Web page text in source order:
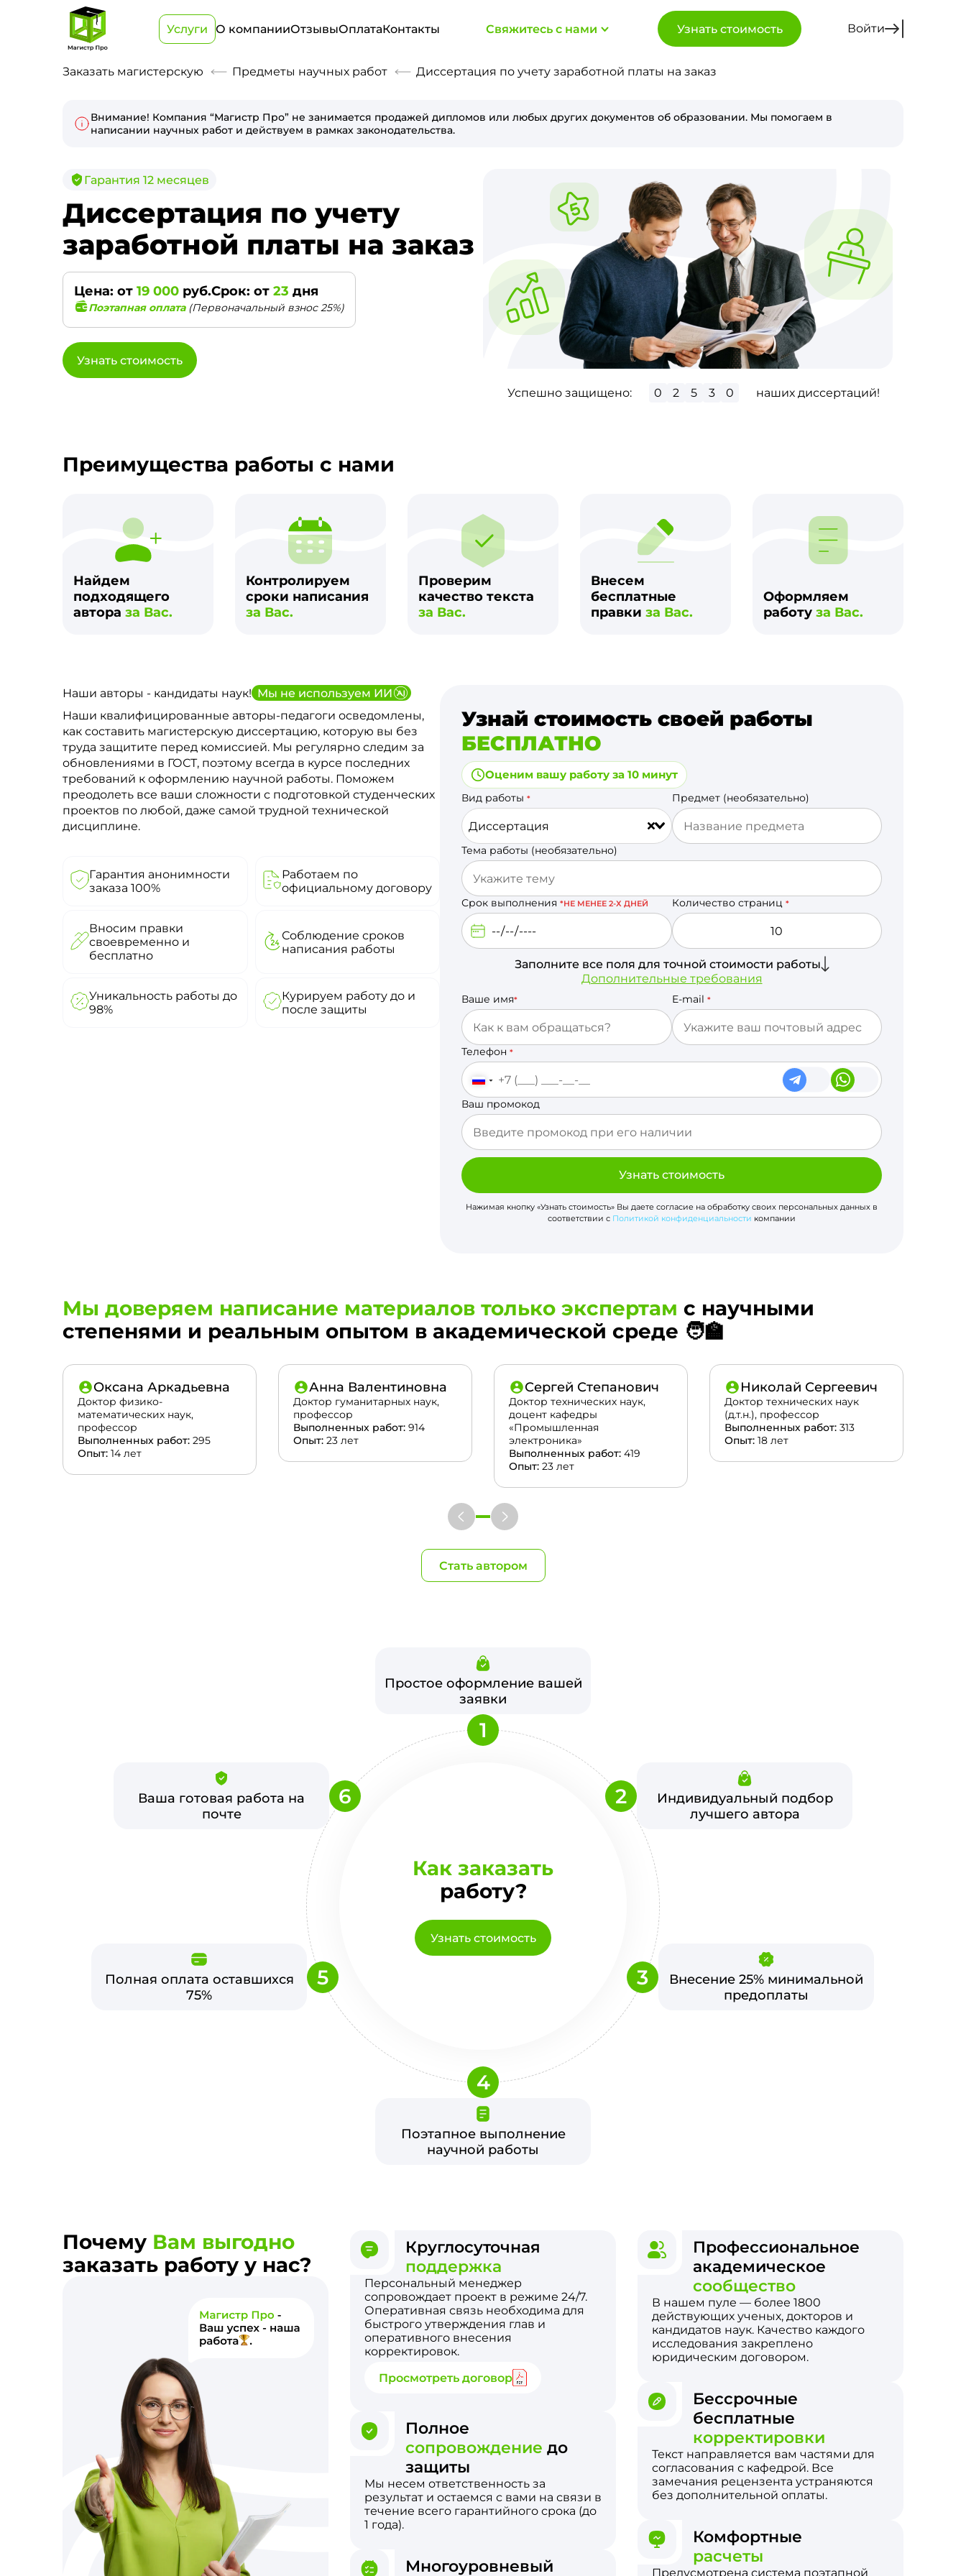
Услуги О компанииОтзывыОплатаКонтакты Свяжитесь с нами Узнать стоимость Войти
Заказать магистерскую Предметы научных работ Диссертация по учету заработной платы на заказ
Внимание! Компания “Магистр Про” не занимается продажей дипломов или любых других документов об образовании. Мы помогаем в
написании научных работ и действуем в рамках законодательства.
Гарантия 12 месяцев
Диссертация по учету
заработной платы на заказ
Цена: от 19 000 руб.Срок: от 23 дня
Поэтапная оплата(Первоначальный взнос 25%)
Узнать стоимость
Успешно защищено: 2
6
9
2
0 наших диссертаций!
Преимущества работы с нами
Найдем
подходящего
автора за Вас.
Контролируем
сроки написания
за Вас.
Проверим
качество текста
за Вас.
Внесем
бесплатные
правки за Вас.
Оформляем
работу за Вас.
Наши авторы - кандидаты наук! Мы не используем ИИ
Наши квалифицированные авторы-педагоги осведомлены,
как составить магистерскую диссертацию, которую вы без
труда защитите перед комиссией. Мы регулярно следим за
обновлениями в ГОСТ, поэтому всегда в курсе последних
требований к оформлению научной работы. Поможем
преодолеть все ваши сложности с подготовкой студенческих
проектов по любой, даже самой трудной технической
дисциплине.
Гарантия анонимности
заказа 100%
Работаем по
официальному договору
Вносим правки
своевременно и
бесплатно
Соблюдение сроков
написания работы
Уникальность работы до
98%
Курируем работу до и
после защиты
Узнай стоимость своей работы
БЕСПЛАТНО
Оценим вашу работу за 10 минут
Вид работы *
Диссертация
Предмет (необязательно)
Тема работы (необязательно)
Срок выполнения *НЕ МЕНЕЕ 2-Х ДНЕЙ Количество страниц *
Заполните все поля для точной стоимости работы
Дополнительные требования
Ваше имя* E-mail *
Телефон *
Ваш промокод
Узнать стоимость
Нажимая кнопку «Узнать стоимость» Вы даете согласие на обработку своих персональных данных в
соответствии с Политикой конфиденциальности компании
Мы доверяем написание материалов только экспертам с научными
степенями и реальным опытом в академической среде 🧑‍🏫
Оксана Аркадьевна
Доктор физико-
математических наук,
профессор
Выполненных работ: 295
Опыт: 14 лет
Анна Валентиновна
Доктор гуманитарных наук,
профессор
Выполненных работ: 914
Опыт: 23 лет
Сергей Степанович
Доктор технических наук,
доцент кафедры
«Промышленная
электроника»
Выполненных работ: 419
Опыт: 23 лет
Николай Сергеевич
Доктор технических наук
(д.т.н.), профессор
Выполненных работ: 313
Опыт: 18 лет
Стать автором
Как заказать
работу?
Узнать стоимость
Простое оформление вашей
заявки
1
Индивидуальный подбор
лучшего автора
2
Внесение 25% минимальной
предоплаты
3
Поэтапное выполнение
научной работы
4
Полная оплата оставшихся
75%
5
Ваша готовая работа на
почте
6
Почему Вам выгодно
заказать работу у нас?
Круглосуточная
поддержка
Персональный менеджер
сопровождает проект в режиме 24/7.
Оперативная связь необходима для
быстрого утверждения глав и
оперативного внесения
корректировок.
Просмотреть договор
Полное
сопровождение до
защиты
Мы несем ответственность за
результат и остаемся с вами на связи в
течение всего гарантийного срока (до
1 года).
Многоуровневый
Профессиональное
академическое
сообщество
В нашем пуле — более 1800
действующих ученых, докторов и
кандидатов наук. Качество каждого
исследования закреплено
юридическим договором.
Бессрочные
бесплатные
корректировки
Текст направляется вам частями для
согласования с кафедрой. Все
замечания рецензента устраняются
без дополнительной оплаты.
Комфортные
расчеты
Предусмотрена система поэтапной